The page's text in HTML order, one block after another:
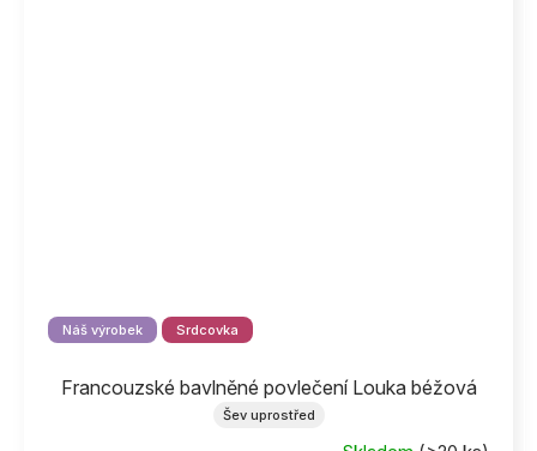
Náš výrobek Srdcovka
Francouzské bavlněné povlečení Louka béžová
Šev uprostřed